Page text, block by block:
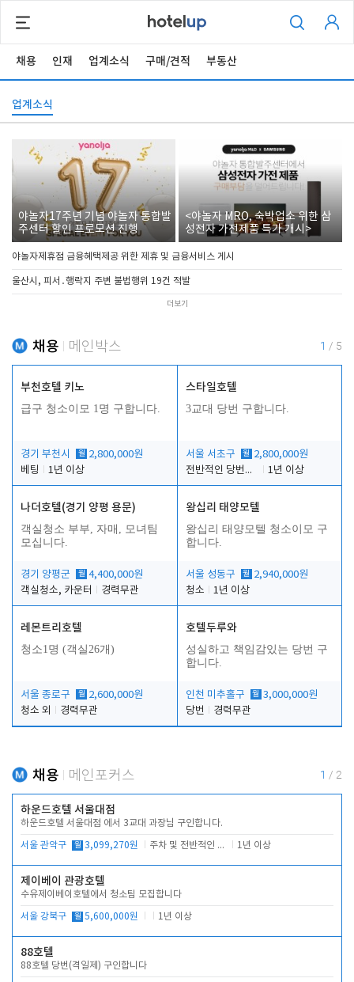
채용 인재 업계소식 구매/견적 부동산
업계소식
야놀자17주년 기념 야놀자 통합발
주센터 할인 프로모션 진행
<야놀자 MRO, 숙박업소 위한 삼
성전자 가전제품 특가 개시>
야놀자제휴점 금융혜택제공 위한 제휴 및 금융서비스 게시
울산시, 피서․행락지 주변 불법행위 19건 적발
더보기
채용 메인박스 1 / 5
부천호텔 키노
급구 청소이모 1명 구합니다.
경기 부천시 월 2,800,000원
베팅
1년 이상
스타일호텔
3교대 당번 구합니다.
서울 서초구 월 2,800,000원
전반적인 당번업무
1년 이상
나더호텔(경기 양평 용문)
객실청소 부부, 자매, 모녀팀
모십니다.
경기 양평군 월 4,400,000원
객실청소, 카운터
경력무관
왕십리 태양모텔
왕십리 태양모텔 청소이모 구
합니다.
서울 성동구 월 2,940,000원
청소
1년 이상
레몬트리호텔
청소1명 (객실26개)
서울 종로구 월 2,600,000원
청소 외
경력무관
호텔두루와
성실하고 책임감있는 당번 구
합니다.
인천 미추홀구 월 3,000,000원
당번
경력무관
채용 메인포커스 1 / 2
하운드호텔 서울대점
하운드호텔 서울대점 에서 3교대 과장님 구인합니다.
서울 관악구 월 3,099,270원 주차 및 전반적인 당번업무 1년 이상
제이베이 관광호텔
수유제이베이호텔에서 청소팀 모집합니다
서울 강북구 월 5,600,000원 1년 이상
88호텔
88호텔 당번(격일제) 구인합니다